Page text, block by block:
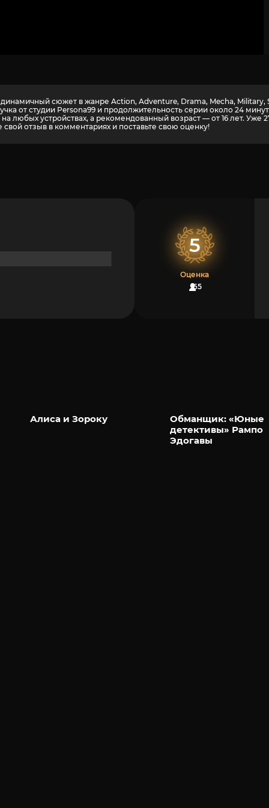
сюжет в жанре Action, Adventure, Drama, Mecha,
от студии Persona99 и продолжительность серии около 24
любых устройствах, а рекомендованный возраст — от 16 лет. Уже
отзыв в комментариях и поставьте свою оценку!
5
Оценка
65
Алиса и Зороку
Обманщик: «Юные
детективы» Рампо
Эдогавы